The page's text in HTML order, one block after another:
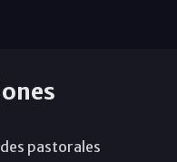
pastorales